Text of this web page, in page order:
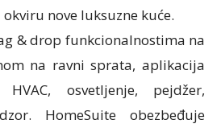
nove luksuzne kuće.
& drop funkcionalnostima na
na ravni sprata, aplikacija
osvetljenje, pejdžer,
HomeSuite obezbeđuje